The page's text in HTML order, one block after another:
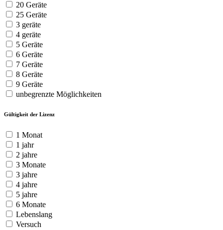
20 Geräte
25 Geräte
3 geräte
4 geräte
5 Geräte
6 Geräte
7 Geräte
8 Geräte
9 Geräte
unbegrenzte Möglichkeiten
Gültigkeit der Lizenz
1 Monat
1 jahr
2 jahre
3 Monate
3 jahre
4 jahre
5 jahre
6 Monate
Lebenslang
Versuch